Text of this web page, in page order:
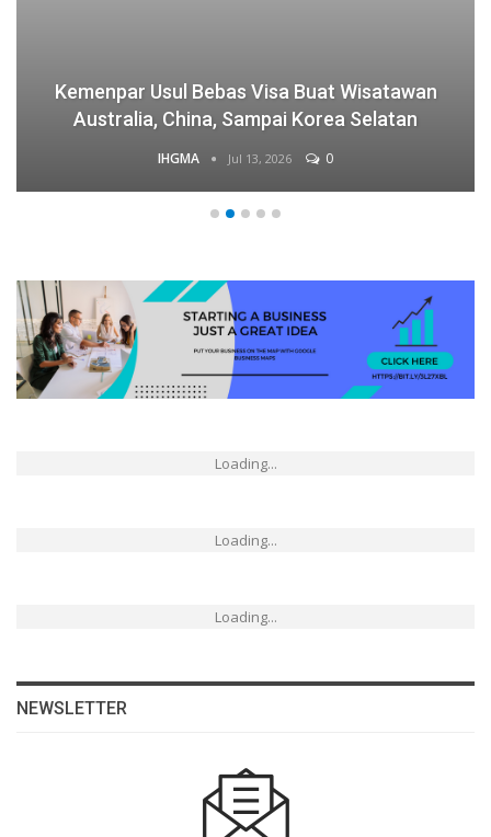
Kemenpar Usul Bebas Visa Buat Wisatawan
Australia, China, Sampai Korea Selatan
IHGMA Jul 13, 2026 0
Loading...
Loading...
Loading...
NEWSLETTER